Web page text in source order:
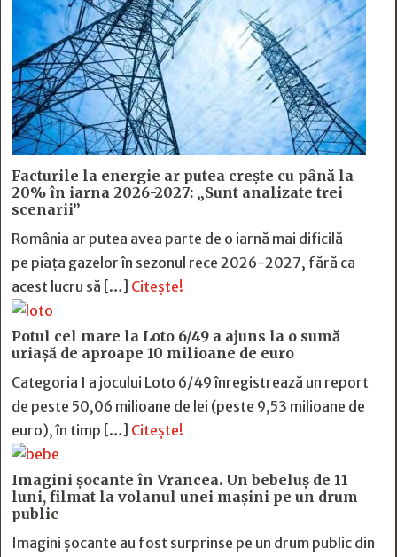
Facturile la energie ar putea crește cu până la
20% în iarna 2026-2027: „Sunt analizate trei
scenarii”
România ar putea avea parte de o iarnă mai dificilă
pe piața gazelor în sezonul rece 2026-2027, fără ca
acest lucru să […] Citește!
Potul cel mare la Loto 6/49 a ajuns la o sumă
uriașă de aproape 10 milioane de euro
Categoria I a jocului Loto 6/49 înregistrează un report
de peste 50,06 milioane de lei (peste 9,53 milioane de
euro), în timp […] Citește!
Imagini șocante în Vrancea. Un bebeluș de 11
luni, filmat la volanul unei mașini pe un drum
public
Imagini șocante au fost surprinse pe un drum public din